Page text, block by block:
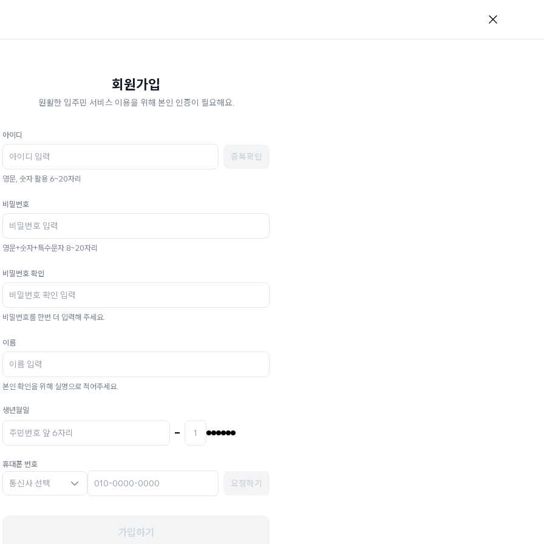
회원가입
원활한 입주민 서비스 이용을 위해 본인 인증이 필요해요.
아이디
중복확인
영문, 숫자 활용 6~20자리
비밀번호
영문+숫자+특수문자 8~20자리
비밀번호 확인
비밀번호를 한번 더 입력해 주세요.
이름
본인 확인을 위해 실명으로 적어주세요.
생년월일
휴대폰 번호
통신사 선택 요청하기
가입하기